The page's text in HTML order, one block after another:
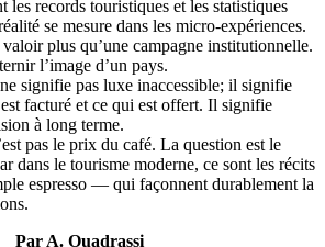
les records touristiques et les statistiques
se mesure dans les micro-expériences.
plus qu’une campagne institutionnelle.
l’image d’un pays.
signifie pas luxe inaccessible; il signifie
facturé et ce qui est offert. Il signifie
à long terme.
pas le prix du café. La question est le
dans le tourisme moderne, ce sont les récits
espresso — qui façonnent durablement la
Par A. Ouadrassi